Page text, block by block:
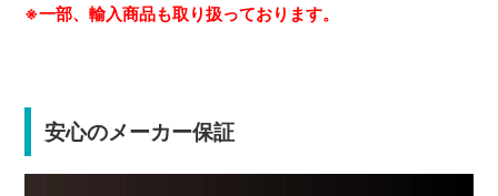
※一部、輸入商品も取り扱っております。
安心のメーカー保証